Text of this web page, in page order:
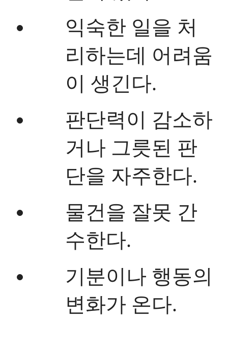
익숙한 일을 처
리하는데 어려움
이 생긴다.
판단력이 감소하
거나 그릇된 판
단을 자주한다.
물건을 잘못 간
수한다.
기분이나 행동의
변화가 온다.